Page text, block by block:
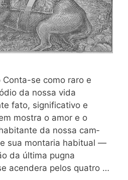
Conta-se como raro e
da nossa vida
fato, significativo e
mostra o amor e o
da nossa cam­
sua montaria habitual —
da última pugna
acende­ra pelos quatro …